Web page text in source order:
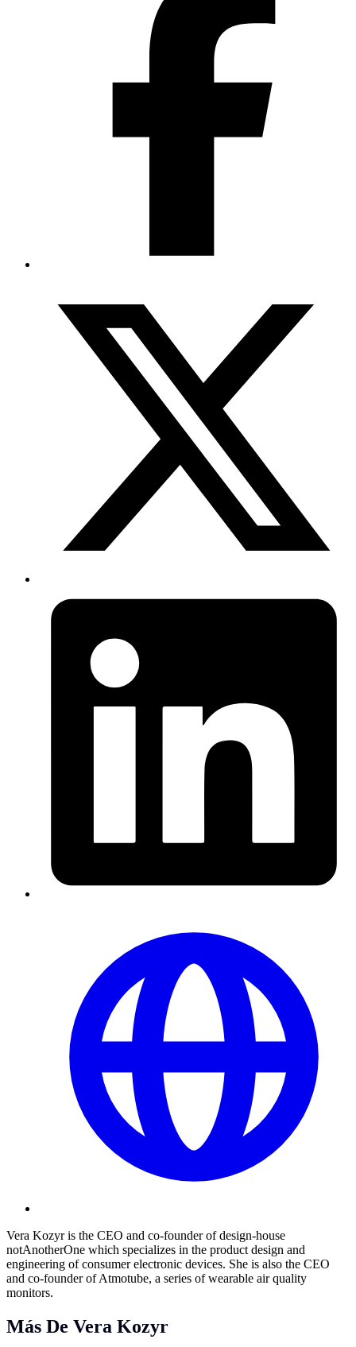
Vera Kozyr is the CEO and co-founder of design-house
notAnotherOne which specializes in the product design and
engineering of consumer electronic devices. She is also the CEO
and co-founder of Atmotube, a series of wearable air quality
monitors.
Más De Vera Kozyr